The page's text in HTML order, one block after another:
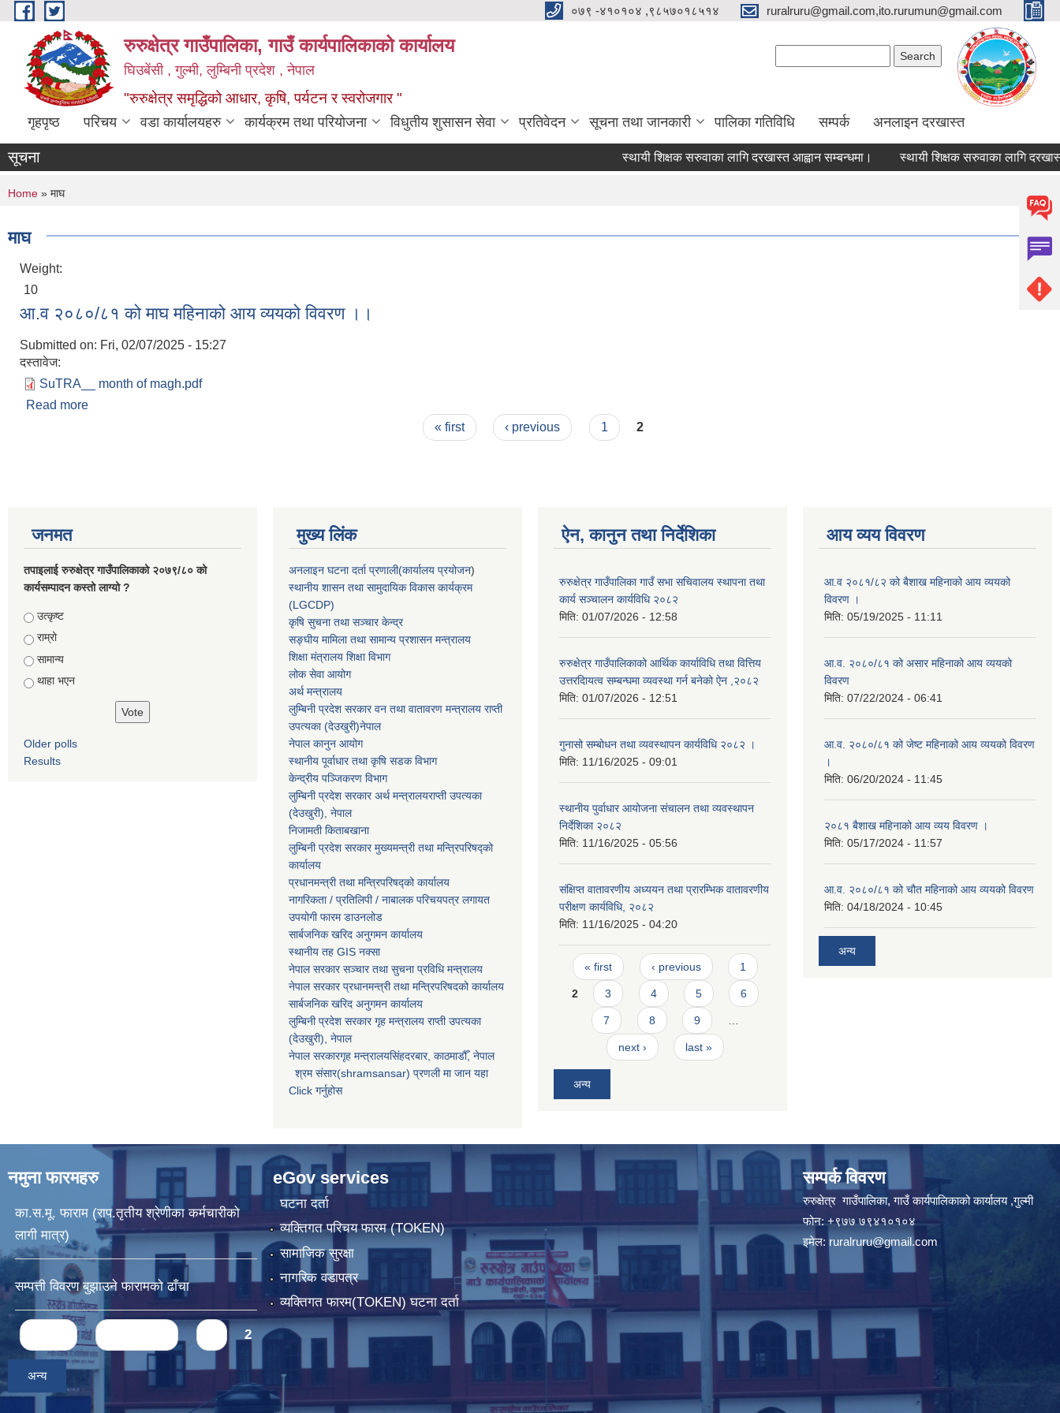
Skip to main content ०७९ -४१०१०४ ,९८५७०१८५१४ ruralruru@gmail.com,ito.rurumun@gmail.com
रुरुक्षेत्र गाउँपालिका, गाउँ कार्यपालिकाको कार्यालय
घिउबेंसी , गुल्मी, लुम्बिनी प्रदेश , नेपाल
"रुरुक्षेत्र समृद्धिको आधार, कृषि, पर्यटन र स्वरोजगार "
गृहपृष्ठ परिचय वडा कार्यालयहरु कार्यक्रम तथा परियोजना विधुतीय शुसासन सेवा प्रतिवेदन सूचना तथा जानकारी पालिका गतिविधि सम्पर्क अनलाइन दरखास्त
सूचना स्थायी शिक्षक सरुवाका लागि दरखास्त आह्वान सम्बन्धमा। स्थायी शिक्षक सरुवाका लागि दरखास्त
You are here
Home » माघ
माघ
Weight:
10
आ.व २०८०/८१ को माघ महिनाको आय व्ययको विवरण ।।
Submitted on: Fri, 02/07/2025 - 15:27
दस्तावेज:
SuTRA__ month of magh.pdf
Read more
« first ‹ previous 1 2
जनमत
तपाइलाई रुरुक्षेत्र गाउँपालिकाको २०७९/८० को
कार्यसम्पादन कस्तो लाग्यो ?
Choices
उत्कृष्ट
राम्रो
सामान्य
थाहा भएन
Older polls
Results
मुख्य लिंक
अनलाइन घटना दर्ता प्रणाली(कार्यालय प्रयोजन)
स्थानीय शासन तथा सामुदायिक विकास कार्यक्रम
(LGCDP)
कृषि सुचना तथा सञ्चार केन्द्र
सङ्घीय मामिला तथा सामान्य प्रशासन मन्त्रालय
शिक्षा मंत्रालय शिक्षा विभाग
लोक सेवा आयोग
अर्थ मन्त्रालय
लुम्बिनी प्रदेश सरकार वन तथा वातावरण मन्त्रालय राप्ती
उपत्यका (देउखुरी)नेपाल
नेपाल कानुन आयोग
स्थानीय पूर्वाधार तथा कृषि सडक विभाग
केन्द्रीय पञ्जिकरण विभाग
लुम्बिनी प्रदेश सरकार अर्थ मन्त्रालयराप्ती उपत्यका
(देउखुरी), नेपाल
निजामती किताबखाना
लुम्बिनी प्रदेश सरकार मुख्यमन्त्री तथा मन्त्रिपरिषद्को
कार्यालय
प्रधानमन्त्री तथा मन्त्रिपरिषद्को कार्यालय
नागरिकता / प्रतिलिपी / नाबालक परिचयपत्र लगायत
उपयोगी फारम डाउनलोड
सार्बजनिक खरिद अनुगमन कार्यालय
स्थानीय तह GIS नक्सा
नेपाल सरकारसञ्चार तथा सुचना प्रविधि मन्त्रालय
नेपाल सरकार प्रधानमन्त्री तथा मन्त्रिपरिषदको कार्यालय
सार्बजनिक खरिद अनुगमन कार्यालय
लुम्बिनी प्रदेश सरकार गृह मन्त्रालय राप्ती उपत्यका
(देउखुरी), नेपाल
नेपाल सरकारगृह मन्त्रालयसिंहदरबार, काठमाडौँ, नेपाल
श्रम संसार(shramsansar) प्रणली मा जान यहा
Click गर्नुहोस
ऐन, कानुन तथा निर्देशिका
रुरुक्षेत्र गाउँपालिका गाउँ सभा सचिवालय स्थापना तथा
कार्य सञ्चालन कार्यविधि २०८२
मिति: 01/07/2026 - 12:58
रुरुक्षेत्र गाउँपालिकाको आर्थिक कार्याविधि तथा वित्तिय
उत्तरदाियत्व सम्बन्घमा व्यवस्था गर्न बनेको ऐन ,२०८२
मिति: 01/07/2026 - 12:51
गुनासो सम्बोधन तथा व्यवस्थापन कार्यविधि २०८२ ।
मिति: 11/16/2025 - 09:01
स्थानीय पुर्वाधार आयोजना संचालन तथा व्यवस्थापन
निर्देशिका २०८२
मिति: 11/16/2025 - 05:56
संक्षिप्त वातावरणीय अध्ययन तथा प्रारम्भिक वातावरणीय
परीक्षण कार्यविधि, २०८२
मिति: 11/16/2025 - 04:20
Pages
« first ‹ previous 1
2 3 4 5 6
7 8 9
next › last »
अन्य
आय व्यय विवरण
आ.व २०८१/८२ को बैशाख महिनाको आय व्ययको
विवरण ।
मिति: 05/19/2025 - 11:11
आ.व. २०८०/८१ को असार महिनाको आय व्ययको
विवरण
मिति: 07/22/2024 - 06:41
आ.व. २०८०/८१ को जेष्ट महिनाको आय व्ययको विवरण
।
मिति: 06/20/2024 - 11:45
२०८१ बैशाख महिनाको आय व्यय विवरण ।
मिति: 05/17/2024 - 11:57
आ.व. २०८०/८१ को चौत महिनाको आय व्ययको विवरण
मिति: 04/18/2024 - 10:45
अन्य
नमुना फारमहरु
का.स.मू. फाराम (राप.तृतीय श्रेणीका कर्मचारीको
लागी मात्र)
सम्पत्ती विवरण बुझाउने फारामको ढाँचा
Pages 2
अन्य
eGov services
घटना दर्ता
व्यक्तिगत परिचय फारम (TOKEN)
सामाजिक सुरक्षा
नागरिक वडापत्र
व्यक्तिगत फारम(TOKEN) घटना दर्ता
सम्पर्क विवरण
रुरुक्षेत्र गाउँपालिका, गाउँ कार्यपालिकाको कार्यालय ,गुल्मी
फोन: +९७७ ७९४१०१०४
इमेल: ruralruru@gmail.com